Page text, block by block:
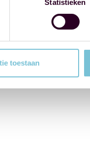
uw gebruik van onze
combineren
Statistieken
toestaan